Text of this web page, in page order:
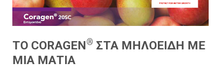
TO CORAGEN® ΣΤΑ ΜΗΛΟΕΙΔH ΜΕ
ΜΙΑ ΜΑΤΙΑ